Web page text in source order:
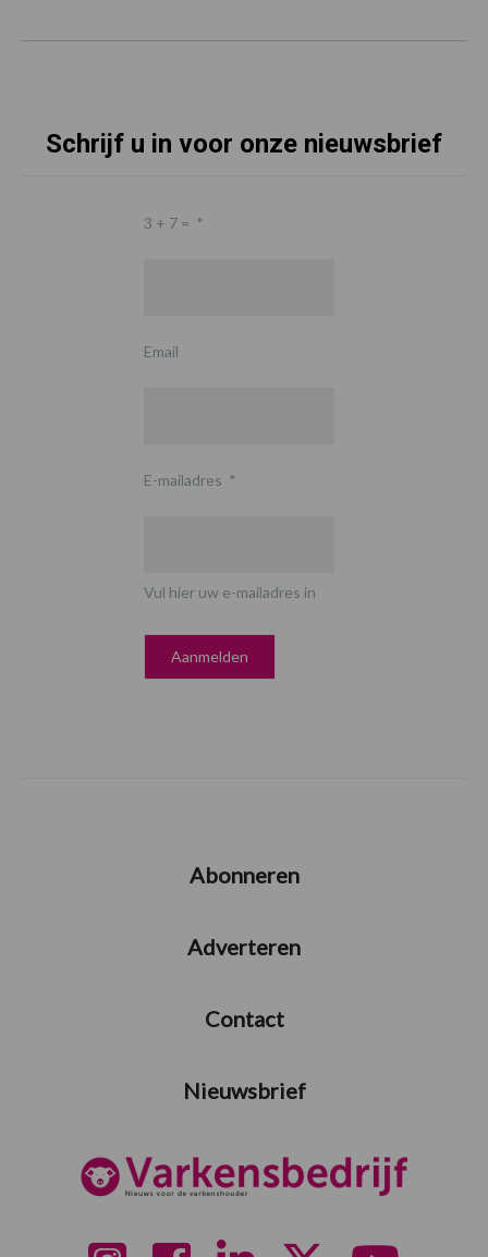
Schrijf u in voor onze nieuwsbrief
3 + 7 = *
Email
E-mailadres *
Vul hier uw e-mailadres in
Abonneren
Adverteren
Contact
Nieuwsbrief